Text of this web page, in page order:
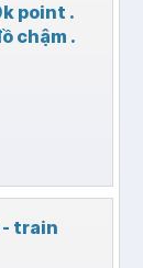
point .
chậm .
- train